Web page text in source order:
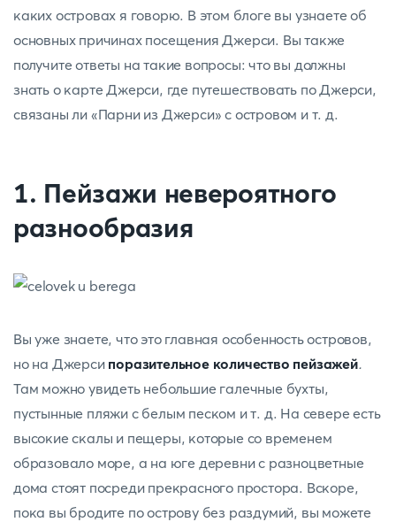
каких островах я говорю. В этом блоге вы узнаете об
основных причинах посещения Джерси. Вы также
получите ответы на такие вопросы: что вы должны
знать о карте Джерси, где путешествовать по Джерси,
связаны ли «Парни из Джерси» с островом и т. д.
1. Пейзажи невероятного
разнообразия
Вы уже знаете, что это главная особенность островов,
но на Джерси поразительное количество пейзажей.
Там можно увидеть небольшие галечные бухты,
пустынные пляжи с белым песком и т. д. На севере есть
высокие скалы и пещеры, которые со временем
образовало море, а на юге деревни с разноцветные
дома стоят посреди прекрасного простора. Вскоре,
пока вы бродите по острову без раздумий, вы можете